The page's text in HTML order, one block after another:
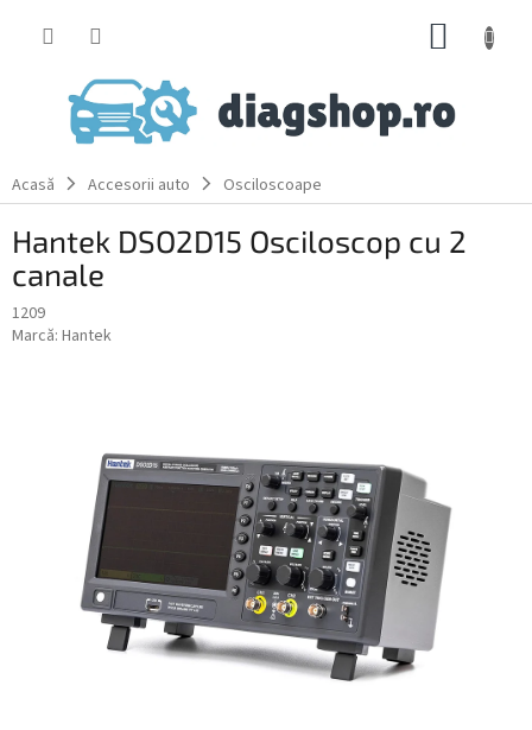
COŞ
Acasă Accesorii auto Osciloscoape
Hantek DSO2D15 Osciloscop cu 2
canale
1209
Marcă: Hantek